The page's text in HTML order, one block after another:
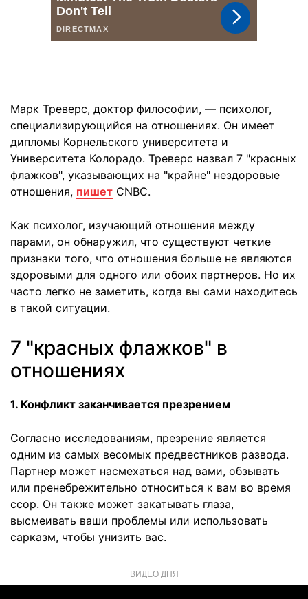
Марк Треверс, доктор философии, — психолог,
специализирующийся на отношениях. Он имеет
дипломы Корнельского университета и
Университета Колорадо. Треверс назвал 7 "красных
флажков", указывающих на "крайне" нездоровые
отношения, пишет CNBC.
Как психолог, изучающий отношения между
парами, он обнаружил, что существуют четкие
признаки того, что отношения больше не являются
здоровыми для одного или обоих партнеров. Но их
часто легко не заметить, когда вы сами находитесь
в такой ситуации.
7 "красных флажков" в
отношениях
1. Конфликт заканчивается презрением
Согласно исследованиям, презрение является
одним из самых весомых предвестников развода.
Партнер может насмехаться над вами, обзывать
или пренебрежительно относиться к вам во время
ссор. Он также может закатывать глаза,
высмеивать ваши проблемы или использовать
сарказм, чтобы унизить вас.
ВИДЕО ДНЯ